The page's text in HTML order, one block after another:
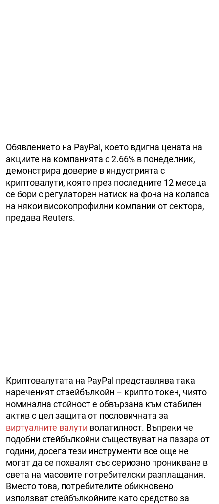
Обявлението на PayPal, което вдигна цената на
акциите на компанията с 2.66% в понеделник,
демонстрира доверие в индустрията с
криптовалути, която през последните 12 месеца
се бори с регулаторен натиск на фона на колапса
на някои високопрофилни компании от сектора,
предава Reuters.
Криптовалутата на PayPal представлява така
нареченият стаейбълкойн – крипто токен, чиято
номинална стойност е обвързана към стабилен
актив с цел защита от пословичната за
виртуалните валути волатилност. Въпреки че
подобни стейбълкойни съществуват на пазара от
години, досега тези инструменти все още не
могат да се похвалят със сериозно проникване в
света на масовите потребителски разплащания.
Вместо това, потребителите обикновено
използват стейбълкойните като средство за